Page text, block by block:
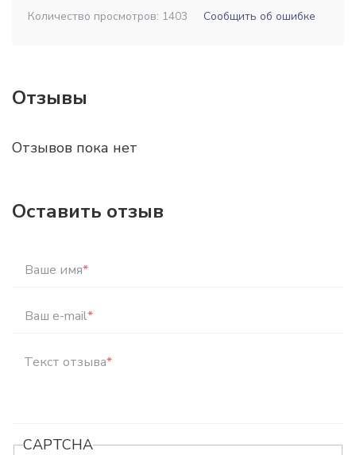
Количество просмотров: 1403
Сообщить об ошибке
Отзывы
Отзывов пока нет
Оставить отзыв
Ваше имя*
Ваш e-mail*
Текст отзыва*
CAPTCHA